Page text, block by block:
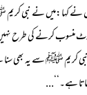
کہا:میں نے نبی
منسوب کرنے کی طرح
نبی کریم ﷺ سے یہ بھی
ہے۔‘‘...